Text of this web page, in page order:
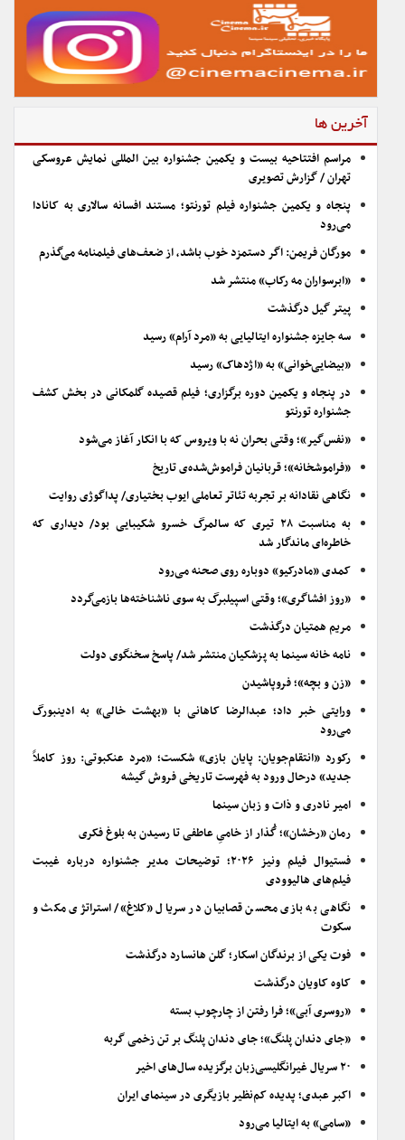
آخرین ها
مراسم افتتاحیه بیست و یکمین جشنواره بین المللی نمایش عروسکی
تهران / گزارش تصویری
پنجاه و یکمین جشنواره فیلم تورنتو؛ مستند افسانه سالاری به کانادا
می‌رود
مورگان فریمن: اگر دستمزد خوب باشد، از ضعف‌های فیلمنامه می‌گذرم
«ابرسواران مه رکاب» منتشر شد
پیتر گیل درگذشت
سه جایزه جشنواره ایتالیایی به «مرد آرام» رسید
«بیضایی‌خوانی» به «اژدهاک» رسید
در پنجاه و یکمین دوره برگزاری؛ فیلم قصیده گلمکانی در بخش کشف
جشنواره تورنتو
«نفس‌گیر»؛ وقتی بحران نه با ویروس که با انکار آغاز می‌شود
«فراموشخانه»؛ قربانیان فراموش‌شده‌ی تاریخ
نگاهی نقادانه بر تجربه تئاتر تعاملی ایوب بختیاری/ پداگوژی روایت
به مناسبت ۲۸ تیری که سالمرگ خسرو شکیبایی بود/ دیداری که
خاطره‌ای ماندگار شد
کمدی «مادرکیو» دوباره روی صحنه می‌رود
«روز افشاگری»؛ وقتی اسپیلبرگ به سوی ناشناخته‌ها بازمی‌گردد
مریم همتیان درگذشت
نامه خانه سینما به پزشکیان منتشر شد/ پاسخ سخنگوی دولت
«زن و بچه»؛ فروپاشیدن
ورایتی خبر داد؛ عبدالرضا کاهانی با «بهشت خالی» به ادینبورگ
می‌رود
رکورد «انتقام‌جویان: پایان بازی» شکست؛ «مرد عنکبوتی: روز کاملاً
جدید» درحال ورود به فهرست تاریخی فروش گیشه
امیر نادری و ذات و زبان سینما
رمان «رخشان»؛ گُذار از خامیِ عاطفی تا رسیدن به بلوغ فکری
فستیوال فیلم ونیز ۲۰۲۶؛ توضیحات مدیر جشنواره درباره غیبت
فیلم‌های هالیوودی
نگاهی به بازی محسن قصابیان در سریال «کلاغ»/ استراتژی مکث و
سکوت
فوت یکی از برندگان اسکار؛ گلن هانسارد درگذشت
کاوه کاویان درگذشت
«روسری آبی»؛ فرا رفتن از چارچوب بسته
«جای دندان پلنگ»؛ جای دندان پلنگ بر تن زخمی گربه
۲۰ سریال غیرانگلیسی‌زبان برگزیده سال‌های اخیر
اکبر عبدی؛ پدیده کم‌نظیر بازیگری در سینمای ایران
«سامی» به ایتالیا می‌رود